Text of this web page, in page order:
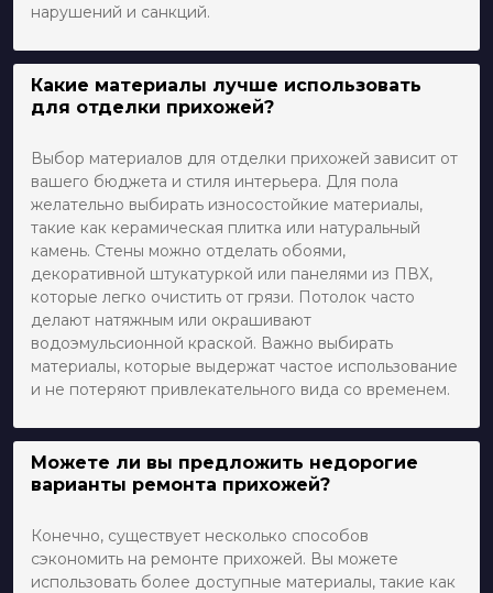
нарушений и санкций.
Какие материалы лучше использовать
для отделки прихожей?
Выбор материалов для отделки прихожей зависит от
вашего бюджета и стиля интерьера. Для пола
желательно выбирать износостойкие материалы,
такие как керамическая плитка или натуральный
камень. Стены можно отделать обоями,
декоративной штукатуркой или панелями из ПВХ,
которые легко очистить от грязи. Потолок часто
делают натяжным или окрашивают
водоэмульсионной краской. Важно выбирать
материалы, которые выдержат частое использование
и не потеряют привлекательного вида со временем.
Можете ли вы предложить недорогие
варианты ремонта прихожей?
Конечно, существует несколько способов
сэкономить на ремонте прихожей. Вы можете
использовать более доступные материалы, такие как